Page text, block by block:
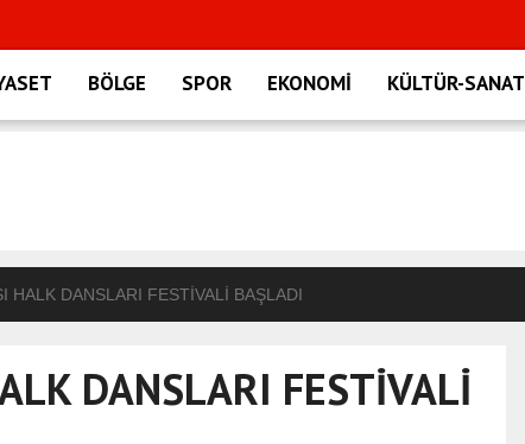
BÖLGE SPOR EKONOMİ KÜLTÜR-SANAT
HALK DANSLARI FESTİVALİ BAŞLADI
DANSLARI FESTİVALİ